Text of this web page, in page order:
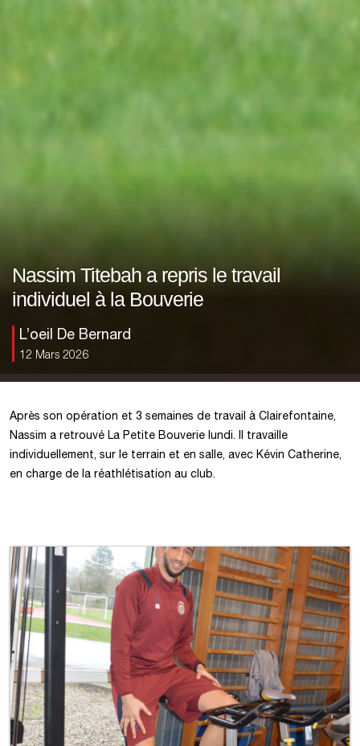
Nassim Titebah a repris le travail
individuel à la Bouverie
L’oeil De Bernard
12 Mars 2026
Après son opération et 3 semaines de travail à Clairefontaine,
Nassim a retrouvé La Petite Bouverie lundi. Il travaille
individuellement, sur le terrain et en salle, avec Kévin Catherine,
en charge de la réathlétisation au club.